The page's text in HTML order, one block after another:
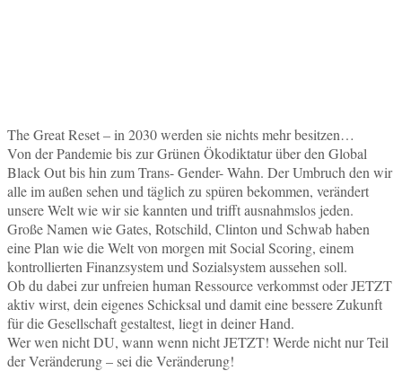
The Great Reset – in 2030 werden sie nichts mehr besitzen…
Von der Pandemie bis zur Grünen Ökodiktatur über den Global
Black Out bis hin zum Trans- Gender- Wahn. Der Umbruch den wir
alle im außen sehen und täglich zu spüren bekommen, verändert
unsere Welt wie wir sie kannten und trifft ausnahmslos jeden.
Große Namen wie Gates, Rotschild, Clinton und Schwab haben
eine Plan wie die Welt von morgen mit Social Scoring, einem
kontrollierten Finanzsystem und Sozialsystem aussehen soll.
Ob du dabei zur unfreien human Ressource verkommst oder JETZT
aktiv wirst, dein eigenes Schicksal und damit eine bessere Zukunft
für die Gesellschaft gestaltest, liegt in deiner Hand.
Wer wen nicht DU, wann wenn nicht JETZT! Werde nicht nur Teil
der Veränderung – sei die Veränderung!